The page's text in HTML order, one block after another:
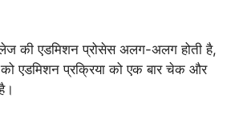
की एडमिशन प्रोसेस अलग-अलग होती है,
को एडमिशन प्रक्रिया को एक बार चेक और